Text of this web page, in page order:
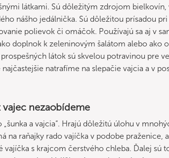
látkami. Sú dôležitým zdrojom
nášho jedálnička. Sú dôležitou prísadou
polievok či omáčok. Používajú sa aj v
doplnok k zeleninovým šalátom alebo ako
látok sú skvelou potravinou pre
natrafíme na slepačie vajcia a v
vajec nezaobídeme
a vajcia“. Hrajú dôležitú úlohu v
na raňajky rado vajíčka v podobe praženice,
vajíčka s krajcom čerstvého chleba. Ďalej sú